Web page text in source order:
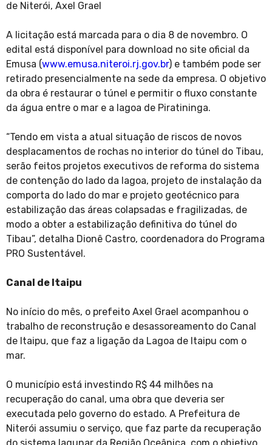
de Niterói, Axel Grael
A licitação está marcada para o dia 8 de novembro. O
edital está disponível para download no site oficial da
Emusa (www.emusa.niteroi.rj.gov.br) e também pode ser
retirado presencialmente na sede da empresa. O objetivo
da obra é restaurar o túnel e permitir o fluxo constante
da água entre o mar e a lagoa de Piratininga.
“Tendo em vista a atual situação de riscos de novos
desplacamentos de rochas no interior do túnel do Tibau,
serão feitos projetos executivos de reforma do sistema
de contenção do lado da lagoa, projeto de instalação da
comporta do lado do mar e projeto geotécnico para
estabilização das áreas colapsadas e fragilizadas, de
modo a obter a estabilização definitiva do túnel do
Tibau”, detalha Dionê Castro, coordenadora do Programa
PRO Sustentável.
Canal de Itaipu
No início do mês, o prefeito Axel Grael acompanhou o
trabalho de reconstrução e desassoreamento do Canal
de Itaipu, que faz a ligação da Lagoa de Itaipu com o
mar.
O município está investindo R$ 44 milhões na
recuperação do canal, uma obra que deveria ser
executada pelo governo do estado. A Prefeitura de
Niterói assumiu o serviço, que faz parte da recuperação